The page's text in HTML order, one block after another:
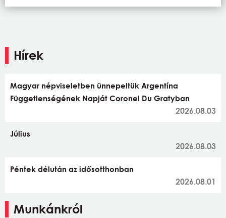
Hírek
Magyar népviseletben ünnepeltük Argentína
Függetlenségének Napját Coronel Du Gratyban
2026.08.03
Július
2026.08.03
Péntek délután az idősotthonban
2026.08.01
Munkánkról